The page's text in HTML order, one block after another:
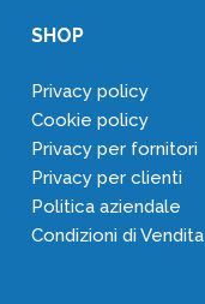
SHOP
Privacy policy
Cookie policy
Privacy per fornitori
Privacy per clienti
Politica aziendale
Condizioni di Vendita